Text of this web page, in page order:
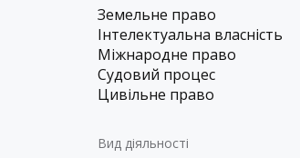
Земельне право
Інтелектуальна власність
Міжнародне право
Судовий процес
Цивільне право
Вид діяльності